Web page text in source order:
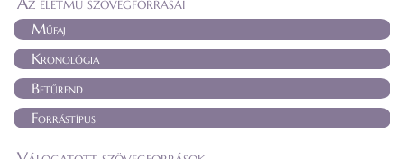
Műfaj
Kronológia
Betűrend
Forrástípus